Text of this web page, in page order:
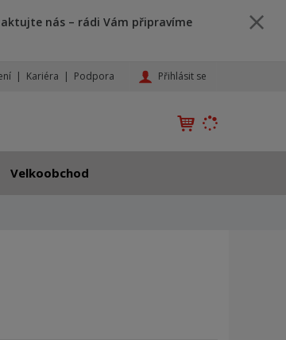
nás – rádi Vám připravíme
Kariéra Podpora Přihlásit se
Velkoobchod